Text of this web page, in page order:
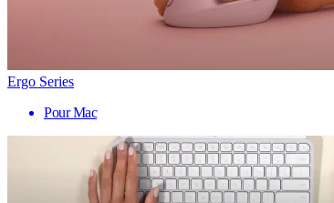
Ergo Series
Pour Mac